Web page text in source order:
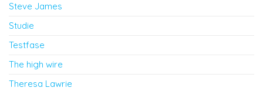
Steve James
Studie
Testfase
The high wire
Theresa Lawrie